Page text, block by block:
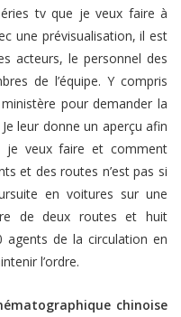
tv que je veux faire à
une prévisualisation, il est
acteurs, le personnel des
de l’équipe. Y compris
pour demander la
leur donne un aperçu afin
je veux faire et comment
et des routes n’est pas si
en voitures sur une
de deux routes et huit
agents de la circulation en
l’ordre.
chinoise